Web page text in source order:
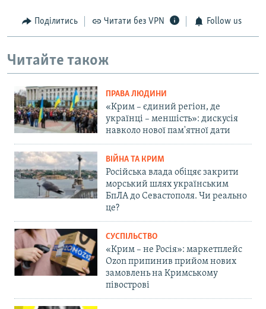
Поділитись Читати без VPN Follow us
Читайте також
ПРАВА ЛЮДИНИ
«Крим – єдиний регіон, де
українці – меншість»: дискусія
навколо нової пам'ятної дати
ВІЙНА ТА КРИМ
Російська влада обіцяє закрити
морський шлях українським
БпЛА до Севастополя. Чи реально
це?
СУСПІЛЬСТВО
«Крим – не Росія»: маркетплейс
Ozon припинив прийом нових
замовлень на Кримському
півострові